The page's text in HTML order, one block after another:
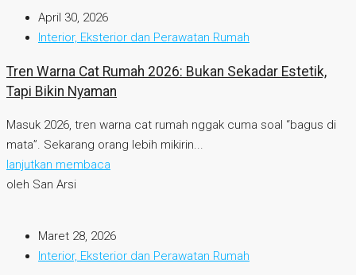
April 30, 2026
Interior, Eksterior dan Perawatan Rumah
Tren Warna Cat Rumah 2026: Bukan Sekadar Estetik,
Tapi Bikin Nyaman
Masuk 2026, tren warna cat rumah nggak cuma soal “bagus di
mata”. Sekarang orang lebih mikirin...
lanjutkan membaca
oleh San Arsi
Maret 28, 2026
Interior, Eksterior dan Perawatan Rumah